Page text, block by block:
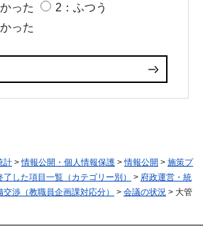
った
2：ふつう
った
計 >情報公開・個人情報保護 >情報公開 > 施策プ
了した項目一覧（カテゴリー別） > 府政運営・統
渉（教職員企画課対応分） > 会議の状況 > 大管